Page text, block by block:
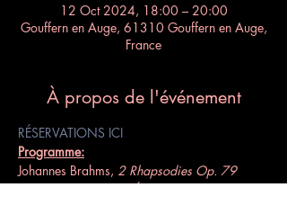
12 Oct 2024, 18:00 – 20:00
Gouffern en Auge, 61310 Gouffern en Auge,
France
À propos de l'événement
RÉSERVATIONS ICI
Programme:
Johannes Brahms, 2 Rhapsodies Op. 79
Camille Saint-Saëns, Étude en forme de valse,